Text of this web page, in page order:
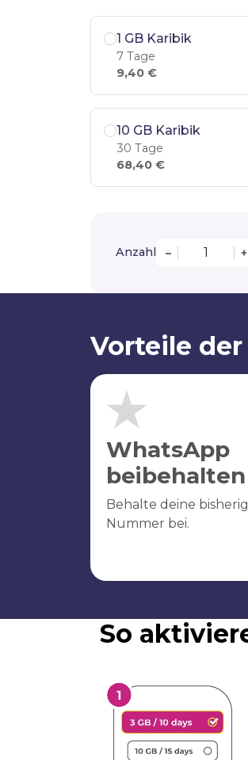
1 GB Karibik
7 Tage
9,40 €
10 GB Karibik
30 Tage
68,40 €
Anzahl – +
Vorteile
WhatsApp
beibehalten
Behalte deine
Nummer bei.
So